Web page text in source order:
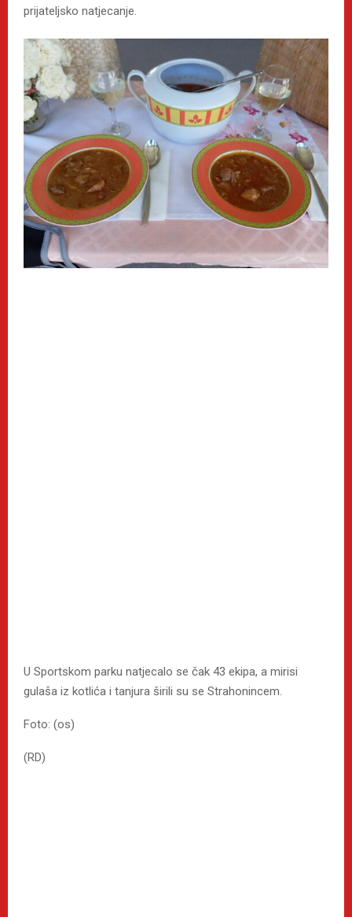
prijateljsko natjecanje.
U Sportskom parku natjecalo se čak 43 ekipa, a mirisi
gulaša iz kotlića i tanjura širili su se Strahonincem.
Foto: (os)
(RD)